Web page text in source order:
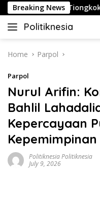
Skip
to
content
Breaking News
Diplomacy Tiongkok
Politiknesia
Politiknesia.com
Home Parpol
Parpol
Nurul Arifin:
Bahlil
Kepercayaan
Politiknesia Politiknesia
July 9, 2026